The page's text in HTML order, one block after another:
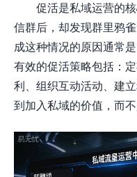
促活是私域运营的
信群后，却发现群里鸦
成这种情况的原因通常
有效的促活策略包括：
利、组织互动活动、建
到加入私域的价值，而